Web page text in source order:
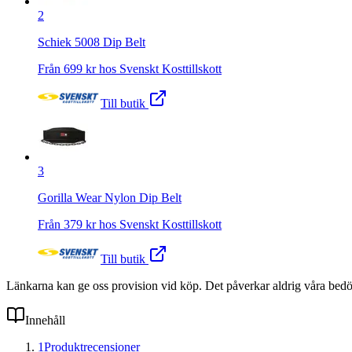
2
Schiek 5008 Dip Belt
Från 699 kr hos Svenskt Kosttillskott
Till butik
3
Gorilla Wear Nylon Dip Belt
Från 379 kr hos Svenskt Kosttillskott
Till butik
Länkarna kan ge oss provision vid köp. Det påverkar aldrig våra
Innehåll
1Produktrecensioner